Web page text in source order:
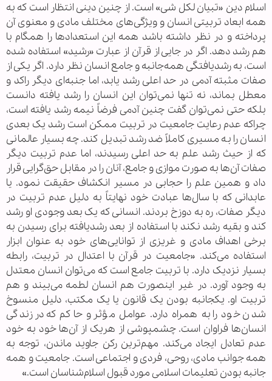
اسلام دین «تبیان لکل شی» است. از چنین دینی انتظار است که به
همه ابعاد تربیتی انسان و ویژگی‌های مختلف مادی و معنوی آن
پرداخته و در نظر داشته باشد همه این استعداد‌ها را همگام با
هم رشد دهد. اگر در جایی از قرآن از عبارت «رشید» استفاده شده
است، به رشدیافتگی همه‌جانبه و جامع انسان نظر دارد. اگر یکی از
صفات مثبته آدمی در حد اعلی رشد یابد، اما جنبه‌ای دیگر راکد و
معطل بماند، نه تنها نمی‌توان این انسان را رشد یافته دانست
بلکه حتی نمی‌توان گفت چنین آدمی فرضاً نیمه رشد یافته است،
چراکه عدم رعایت جامعیت در تربیت ممکن است رشد یک بعدی
انسان را به مسیری کاملاً ضد رشد تبدیل کند. چه بسیار عالمانی
که از حیث رشد علم به حد اعلی رسیدند، اما عدم تربیت دیگر
صفات آن‌ها به صورت موازی و جامع، آنان را در مقابل حق‌گرایی قرار
داد و همین علم را حجابی در مسیر انکشاف حقیقت نمود. یا
عابدانی که با سال‌ها عبادت خود نهایتاً به دلیل عدم تربیت در
دیگر صفات، ره به دوزخ بردند. انسانی که یک بعد وجودی او رشد
کند و بقیه رشد نکند با استفاده از بعد رشدیافته برای رسیدن به
برخی اهداف مادی و غریزی از توانایی‌های خود به عنوان ابزار
استفاده می‌کند. «جامعیت در قرآن با اعتدال در تربیت، رابطه
بسیار نزدیک دارد. با تربیت جامع است که می‌توان انسان معتدل
به وجود آورد. در غیر اینصورت هم انسان لطمه می‌بیند و هم
تربیت او. یکجانبه بودن یک قانون یا یک مکتب، دلیل منسوخ
شدن خود را به همراه دارد. عوامل مؤثر و حاکم که در زندگی
انسان‌ها فراوان است. چشمپوشی از هریک از آن‌ها خود به خود
عدم تعادل ایجاد می‌کند. مهم‌ترین رکن جاوید ماندن، توجه به
همه جوانب مادی، روحی، فردی و اجتماعی است. جامعیت و همه
جانبه بودن تعلیمات اسلامی مورد قبول اسلام‌شناسان است.»